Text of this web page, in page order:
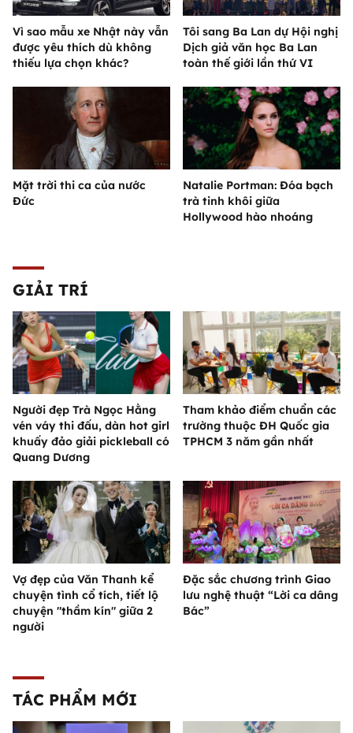
Vì sao mẫu xe Nhật này vẫn
được yêu thích dù không
thiếu lựa chọn khác?
Tôi sang Ba Lan dự Hội nghị
Dịch giả văn học Ba Lan
toàn thế giới lần thứ VI
Mặt trời thi ca của nước
Đức
Natalie Portman: Đóa bạch
trà tinh khôi giữa
Hollywood hào nhoáng
GIẢI TRÍ
Người đẹp Trà Ngọc Hằng
vén váy thi đấu, dàn hot girl
khuấy đảo giải pickleball có
Quang Dương
Tham khảo điểm chuẩn các
trường thuộc ĐH Quốc gia
TPHCM 3 năm gần nhất
Vợ đẹp của Văn Thanh kể
chuyện tình cổ tích, tiết lộ
chuyện "thầm kín" giữa 2
người
Đặc sắc chương trình Giao
lưu nghệ thuật “Lời ca dâng
Bác”
TÁC PHẨM MỚI